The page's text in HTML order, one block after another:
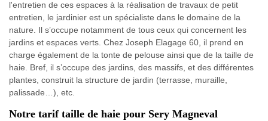
l'entretien de ces espaces à la réalisation de travaux de petit
entretien, le jardinier est un spécialiste dans le domaine de la
nature. Il s’occupe notamment de tous ceux qui concernent les
jardins et espaces verts. Chez Joseph Elagage 60, il prend en
charge également de la tonte de pelouse ainsi que de la taille de
haie. Bref, il s’occupe des jardins, des massifs, et des différentes
plantes, construit la structure de jardin (terrasse, muraille,
palissade…), etc.
Notre tarif taille de haie pour Sery Magneval